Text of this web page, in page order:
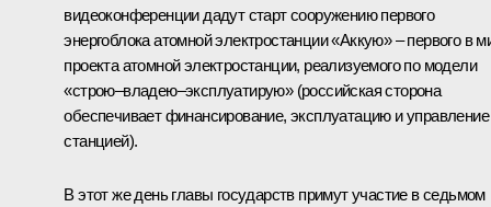
видеоконференции дадут старт сооружению первого
энергоблока атомной электростанции «Аккую» – первого в
проекта атомной электростанции, реализуемого по модели
«строю–владею–эксплуатирую» (российская сторона
обеспечивает финансирование, эксплуатацию и управление
станцией).
В этот же день главы государств примут участие в седьмом